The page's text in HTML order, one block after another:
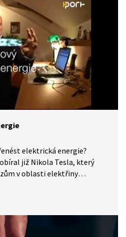
uskutečnit? Jak vypadá
jsou látky diamagnetické
elektrická energie?
již Nikola Tesla, který
v oblasti elektřiny
společníky ukáže několik
bezdrátový přenos energie.